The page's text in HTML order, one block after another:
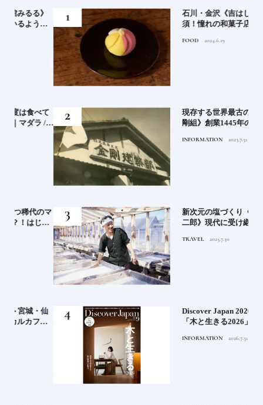
石川・金沢《吉はし》予約必
須！憧れの和菓子店
FOOD 2024.6.19
現存する世界最古の会社《金
剛組》創業1445年の歩み【前
編】
INFORMATION 2023.7.31
新次元の塩づくり《田野屋塩
二郎》現代に受け継がれる高
知の“塩"スピリット塩の道を
ゆく高知旅｜中編
TRAVEL 2025.7.30
Discover Japan 2026年9月号
「木と生きる2026」
INFORMATION 2026.7.31